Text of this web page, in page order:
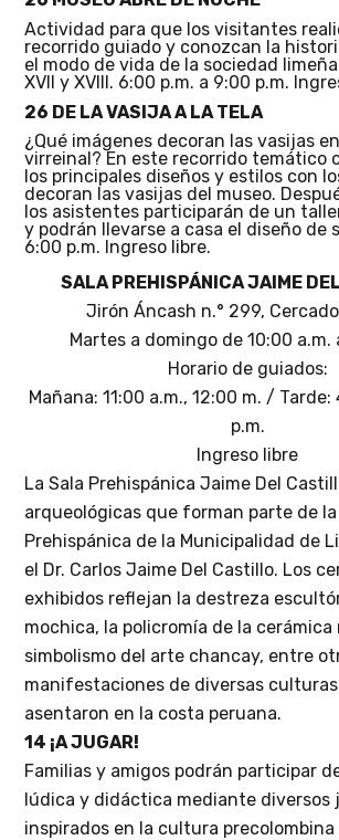
Actividad para que los visitantes
recorrido guiado y conozcan la
el modo de vida de la sociedad
XVII y XVIII. 6:00 p.m. a 9:00 p.m.
26 DE LA VASIJA A LA TELA
¿Qué imágenes decoran las vasijas
virreinal? En este recorrido temático
los principales diseños y estilos con
decoran las vasijas del museo.
los asistentes participarán de un
y podrán llevarse a casa el diseño de
6:00 p.m. Ingreso libre.
SALA PREHISPÁNICA JAIME
Jirón Áncash n.° 299,
Martes a domingo de 10:00 a.m.
Horario de guiados:
Mañana: 11:00 a.m., 12:00 m. /
p.m.
Ingreso libre
La Sala Prehispánica Jaime Del
arqueológicas que forman parte de
Prehispánica de la Municipalidad de
el Dr. Carlos Jaime Del Castillo. Los
exhibidos reflejan la destreza
mochica, la policromía de la cerámica
simbolismo del arte chancay, entre
manifestaciones de diversas
asentaron en la costa peruana.
14 ¡A JUGAR!
Familias y amigos podrán participar
lúdica y didáctica mediante diversos
inspirados en la cultura precolombina